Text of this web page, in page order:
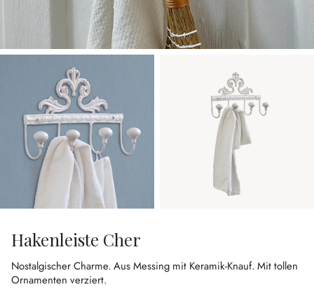
Hakenleiste Cher
Nostalgischer Charme. Aus Messing mit Keramik-Knauf. Mit tollen
Ornamenten verziert.